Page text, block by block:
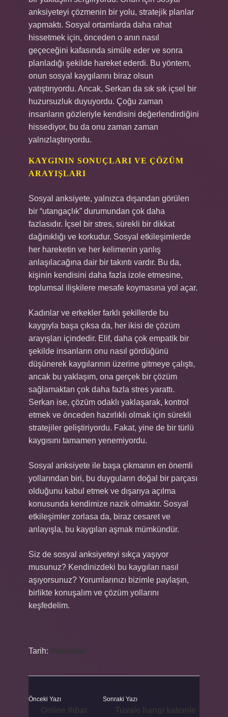
anksiyeteyi çözmenin bir yolu, stratejik planlar
yapmaktı. Sosyal ortamlarda daha rahat
hissetmek için, önceden o anın nasıl
geçeceğini kafasında simüle eder ve sonra
planladığı şekilde hareket ederdi. Bu yöntem,
onun sosyal kaygılarını biraz olsun
yatıştırıyordu. Ancak, Serkan da sık sık içsel bir
huzursuzluk duyuyordu. Çoğu zaman
insanların gözleriyle kendisini değerlendirdiğini
hissediyor, bu da onu zaman zaman
yalnızlaştırıyordu.
KAYGININ SONUÇLARI VE ÇÖZÜM
ARAYIŞLARI
Sosyal anksiyete, yalnızca dışarıdan görülen
bir “utangaçlık” durumundan çok daha
fazlasıdır. İçsel bir stres, sürekli bir dikkat
dağınıklığı ve korkudur. Sosyal etkileşimlerde
her hareketin ve her kelimenin yanlış
anlaşılacağına dair bir takıntı vardır. Bu da,
kişinin kendisini daha fazla izole etmesine,
toplumsal ilişkilere mesafe koymasına yol açar.
Kadınlar ve erkekler farklı şekillerde bu
kaygıyla başa çıksa da, her ikisi de çözüm
arayışları içindedir. Elif, daha çok empatik bir
şekilde insanların onu nasıl gördüğünü
düşünerek kaygılarının üzerine gitmeye çalıştı,
ancak bu yaklaşım, ona gerçek bir çözüm
sağlamaktan çok daha fazla stres yarattı.
Serkan ise, çözüm odaklı yaklaşarak, kontrol
etmek ve önceden hazırlıklı olmak için sürekli
stratejiler geliştiriyordu. Fakat, yine de bir türlü
kaygısını tamamen yenemiyordu.
Sosyal anksiyete ile başa çıkmanın en önemli
yollarından biri, bu duyguların doğal bir parçası
olduğunu kabul etmek ve dışarıya açılma
konusunda kendimize nazik olmaktır. Sosyal
etkileşimler zorlasa da, biraz cesaret ve
anlayışla, bu kaygıları aşmak mümkündür.
Siz de sosyal anksiyeteyi sıkça yaşıyor
musunuz? Kendinizdeki bu kaygıları nasıl
aşıyorsunuz? Yorumlarınızı bizimle paylaşın,
birlikte konuşalım ve çözüm yollarını
keşfedelim.
Tarih:
Önceki Yazı Sonraki Yazı